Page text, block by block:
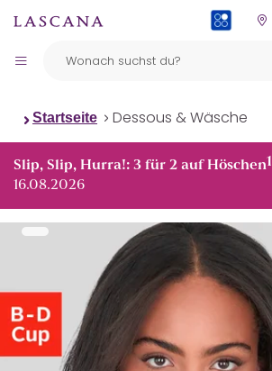
Startseite Dessous & Wäsche
Slip, Slip, Hurra!: 3 für 2 auf Höschen1
16.08.2026